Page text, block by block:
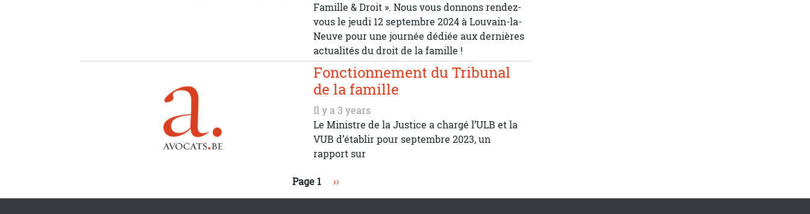
Famille & Droit ». Nous vous donnons rendez-
vous le jeudi 12 septembre 2024 à Louvain-la-
Neuve pour une journée dédiée aux dernières
actualités du droit de la famille !
Fonctionnement du Tribunal
de la famille
Il y a 3 years
Le Ministre de la Justice a chargé l’ULB et la
VUB d’établir pour septembre 2023, un
rapport sur
Page 1 Page suivante
››